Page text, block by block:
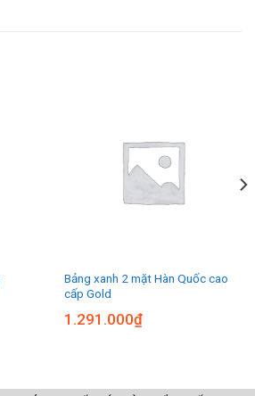
Bảng xanh 2 mặt Hàn Quốc cao
cấp Gold
1.291.000₫